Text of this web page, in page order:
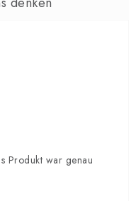
Produkt war genau